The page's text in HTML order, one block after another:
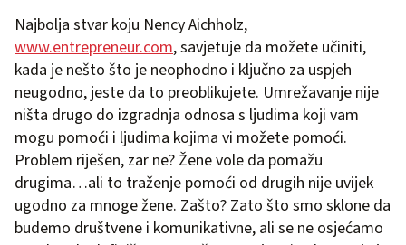
Najbolja stvar koju Nency Aichholz,
www.entrepreneur.com, savjetuje da možete učiniti,
kada je nešto što je neophodno i ključno za uspjeh
neugodno, jeste da to preoblikujete. Umrežavanje nije
ništa drugo do izgradnja odnosa s ljudima koji vam
mogu pomoći i ljudima kojima vi možete pomoći.
Problem riješen, zar ne? Žene vole da pomažu
drugima…ali to traženje pomoći od drugih nije uvijek
ugodno za mnoge žene. Zašto? Zato što smo sklone da
budemo društvene i komunikativne, ali se ne osjećamo